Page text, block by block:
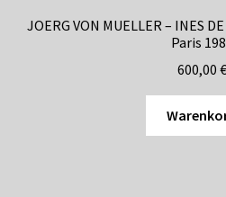
JOERG VON MUELLER – INES
Paris
600,00 €